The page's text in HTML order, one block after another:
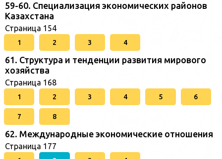
59-60. Специализация экономических районов
Казахстана
Страница 154
1 2 3 4
61. Структура и тенденции развития мирового
хозяйства
Страница 168
1 2 3 4 5 6
7 8
62. Международные экономические отношения
Страница 177